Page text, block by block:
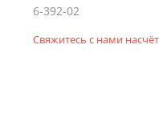
6-392-02
Свяжитесь с нами